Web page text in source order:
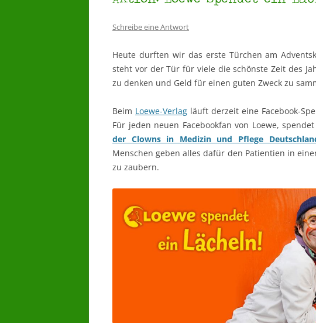
Schreibe eine Antwort
Heute durften wir das erste Türchen am
steht vor der Tür für viele die schönste Zeit des
zu denken und Geld für einen guten Zweck zu
Beim Loewe-Verlag läuft derzeit eine Facebook-
Für jeden neuen Facebookfan von Loewe,
der Clowns in Medizin und Pflege
Menschen geben alles dafür den Patientien in
zu zaubern.